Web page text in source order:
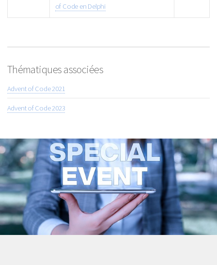
of Code en Delphi
Thématiques associées
Advent of Code 2021
Advent of Code 2023